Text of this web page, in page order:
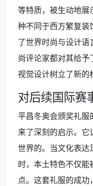
等特质，被生动地展
种不同于西方繁复装
了世界时尚与设计
尚评论家都对其给
视觉设计树立了新的
对后续国际赛
平昌冬奥会颁奖礼服
来了深刻的启示。
世界的。当文化表达
时，本土特色不仅
点。这套礼服的成